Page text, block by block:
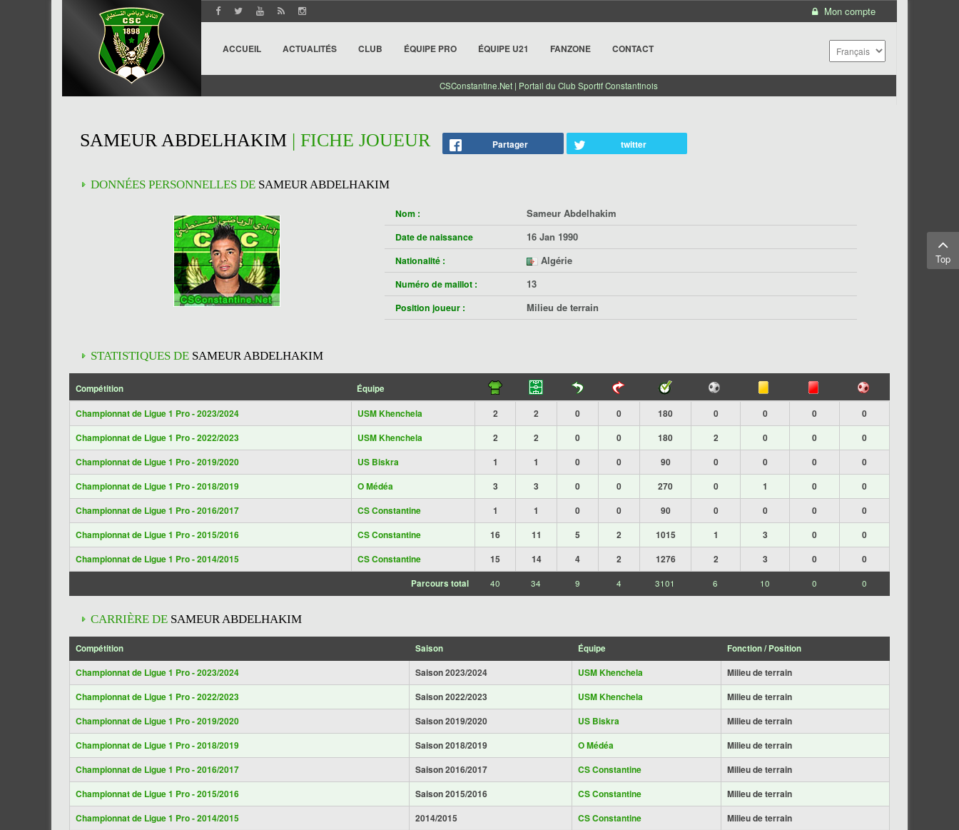
Mon compte
ACCUEIL ACTUALITÉS CLUB ÉQUIPE PRO ÉQUIPE U21 FANZONE CONTACT
CSConstantine.Net | Portail du Club Sportif Constantinois
SAMEUR ABDELHAKIM | FICHE JOUEUR Partager twitter
DONNÉES PERSONNELLES DE SAMEUR ABDELHAKIM
Nom : Sameur Abdelhakim
Date de naissance 16 Jan 1990
Nationalité : Algérie
Numéro de maillot : 13
Position joueur : Milieu de terrain
STATISTIQUES DE SAMEUR ABDELHAKIM
Compétition Équipe
Championnat de Ligue 1 Pro - 2023/2024 USM Khenchela 2 2 0 0 180 0 0 0
0
Championnat de Ligue 1 Pro - 2022/2023
USM Khenchela 2 2 0 0 180 2 0 0
0
Championnat de Ligue 1 Pro - 2019/2020
US Biskra 1 1 0 0 90 0 0 0
0
Championnat de Ligue 1 Pro - 2018/2019
O Médéa 3 3 0 0 270 0 1 0
0
Championnat de Ligue 1 Pro - 2016/2017
CS Constantine 1 1 0 0 90 0 0 0
0
Championnat de Ligue 1 Pro - 2015/2016
CS Constantine 16 11 5 2 1015 1 3 0
0
Championnat de Ligue 1 Pro - 2014/2015
CS Constantine 15 14 4 2 1276 2 3 0 0
Parcours total 40 34 9 4 3101 6 10 0 0
CARRIÈRE DE SAMEUR ABDELHAKIM
Compétition Saison Équipe Fonction / Position
Championnat de Ligue 1 Pro - 2023/2024 Saison 2023/2024 USM Khenchela
Milieu de terrain
Championnat de Ligue 1 Pro - 2022/2023
Saison 2022/2023 USM Khenchela
Milieu de terrain
Championnat de Ligue 1 Pro - 2019/2020
Saison 2019/2020 US Biskra
Milieu de terrain
Championnat de Ligue 1 Pro - 2018/2019
Saison 2018/2019 O Médéa
Milieu de terrain
Championnat de Ligue 1 Pro - 2016/2017
Saison 2016/2017 CS Constantine
Milieu de terrain
Championnat de Ligue 1 Pro - 2015/2016
Saison 2015/2016 CS Constantine
Milieu de terrain
Championnat de Ligue 1 Pro - 2014/2015
2014/2015 CS Constantine Milieu de terrain
Top